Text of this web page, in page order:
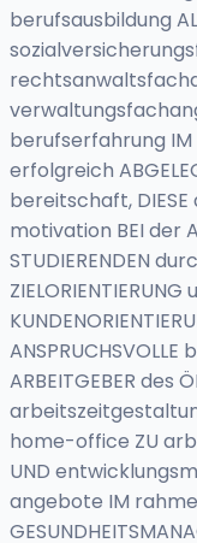
berufsausbildung
berufserfahrung IM
erfolgreich
bereitschaft, DIESE
motivation BEI der
STUDIERENDEN
ARBEITGEBER des
home-office ZU
UND
angebote IM